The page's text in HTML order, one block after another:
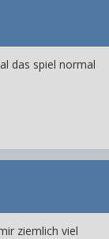
das spiel normal
ziemlich viel